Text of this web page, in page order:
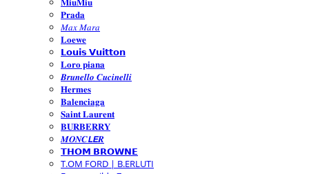
𝐏𝐫𝐚𝐝𝐚
𝑀𝑎𝑥 𝑀𝑎𝑟𝑎
𝐋𝐨𝐞𝐰𝐞
𝗟𝗼𝘂𝗶𝘀 𝗩𝘂𝗶𝘁𝘁𝗼𝗻
𝐋𝐨𝐫𝐨 𝐩𝐢𝐚𝐧𝐚
𝑩𝒓𝒖𝒏𝒆𝒍𝒍𝒐 𝑪𝒖𝒄𝒊𝒏𝒆𝒍𝒍𝒊
𝐇𝐞𝐫𝐦𝐞𝐬
𝐁𝐚𝐥𝐞𝐧𝐜𝐢𝐚𝐠𝐚
𝐒𝐚𝐢𝐧𝐭 𝐋𝐚𝐮𝐫𝐞𝐧𝐭
𝐁𝐔𝐑𝐁𝐄𝐑𝐑𝐘
𝑴𝑶𝑵𝑪𝙇𝙀𝑹
𝗧𝗛𝗢𝗠 𝗕𝗥𝗢𝗪𝗡𝗘
T.OM FORD | B.ERLUTI